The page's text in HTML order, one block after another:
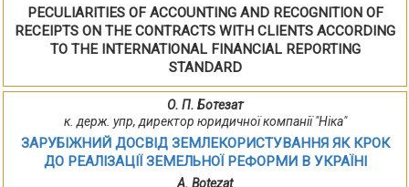
PECULIARITIES OF ACCOUNTING AND RECOGNITION OF
RECEIPTS ON THE CONTRACTS WITH CLIENTS ACCORDING
TO THE INTERNATIONAL FINANCIAL REPORTING
STANDARD
О. П. Ботезат
к. держ. упр, директор юридичної компанії "Ніка"
ЗАРУБІЖНИЙ ДОСВІД ЗЕМЛЕКОРИСТУВАННЯ ЯК КРОК
ДО РЕАЛІЗАЦІЇ ЗЕМЕЛЬНОЇ РЕФОРМИ В УКРАЇНІ
A. Botezat